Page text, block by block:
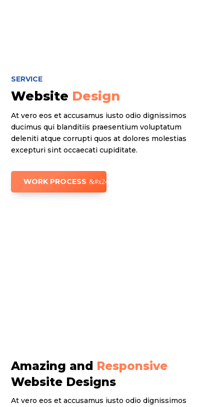
SERVICE
Website Design
At vero eos et accusamus iusto odio dignissimos
ducimus qui blanditiis praesentium voluptatum
deleniti atque corrupti quos at dolores molestias
excepturi sint occaecati cupiditate.
WORK PROCESS
Amazing and Responsive
Website Designs
At vero eos et accusamus iusto odio dignissimos